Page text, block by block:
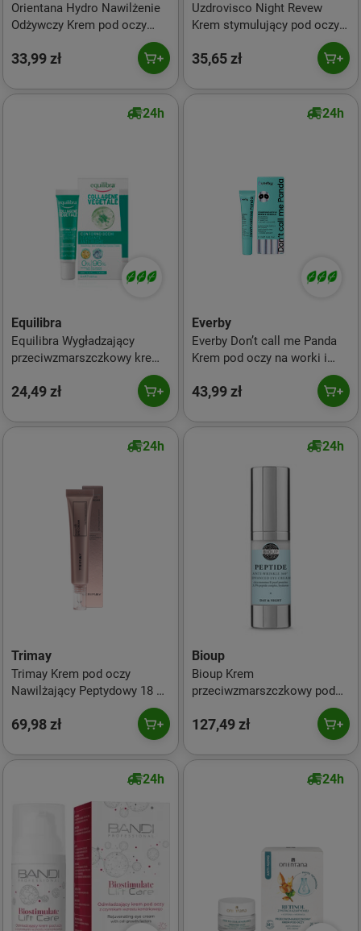
Orientana Hydro Nawilżenie
Odżywczy Krem pod oczy
Awokado, 15ml
33,99 zł
Uzdrovisco Night Revew
Krem stymulujący pod oczy i
35,65 zł
24h
Equilibra
Equilibra Wygładzający
przeciwzmarszczkowy krem
roślinnym 15ml
24,49 zł
24h
Everby
Everby Don’t call me Panda
Krem pod oczy na worki i
Pigmenty odbijające światło
43,99 zł
24h
Trimay
Trimay Krem pod oczy
Nawilżający Peptydowy 18 25
69,98 zł
24h
Bioup
Bioup Krem
przeciwzmarszczkowy pod
egzosomami i kofeiną Anti -
127,49 zł
24h 24h